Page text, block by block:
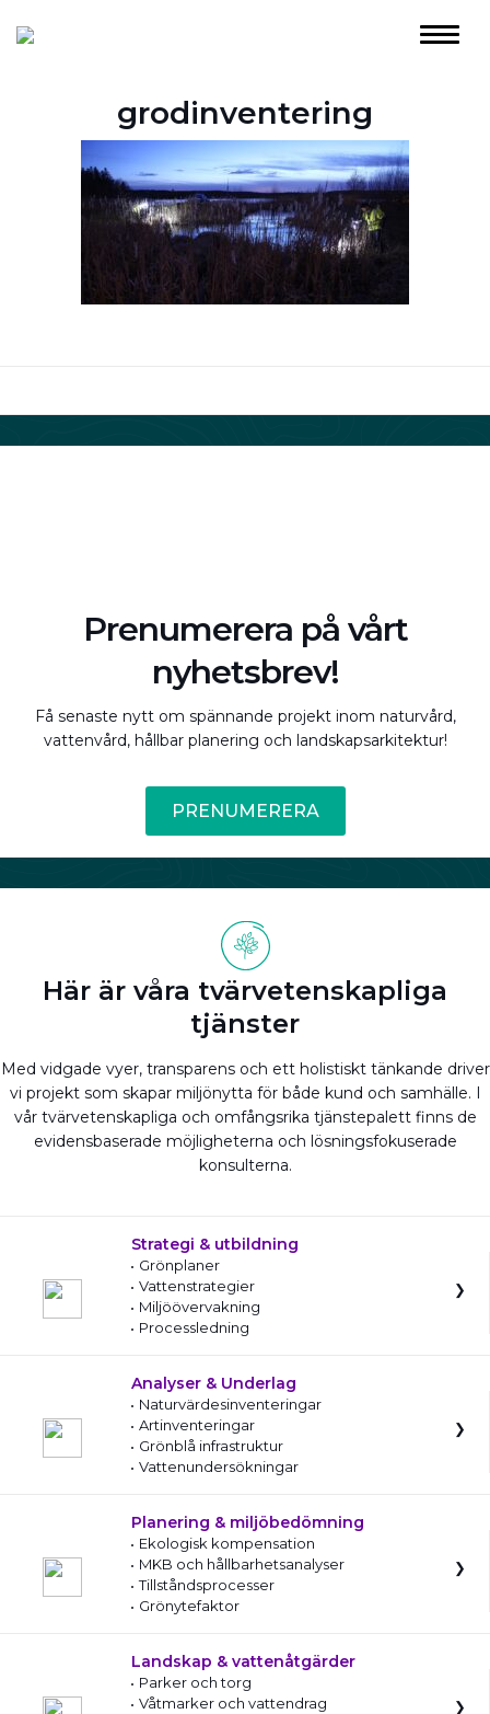
grodinventering
Prenumerera på vårt
nyhetsbrev!
Få senaste nytt om spännande projekt inom naturvård,
vattenvård, hållbar planering och landskapsarkitektur!
PRENUMERERA
Här är våra tvärvetenskapliga
tjänster
Med vidgade vyer, transparens och ett holistiskt tänkande driver
vi projekt som skapar miljönytta för både kund och samhälle. I
vår tvärvetenskapliga och omfångsrika tjänstepalett finns de
evidensbaserade möjligheterna och lösningsfokuserade
konsulterna.
Strategi & utbildning
Grönplaner
Vattenstrategier
Miljöövervakning
Processledning
Analyser & Underlag
Naturvärdesinventeringar
Artinventeringar
Grönblå infrastruktur
Vattenundersökningar
Planering & miljöbedömning
Ekologisk kompensation
MKB och hållbarhetsanalyser
Tillståndsprocesser
Grönytefaktor
Landskap & vattenåtgärder
Parker och torg
Våtmarker och vattendrag